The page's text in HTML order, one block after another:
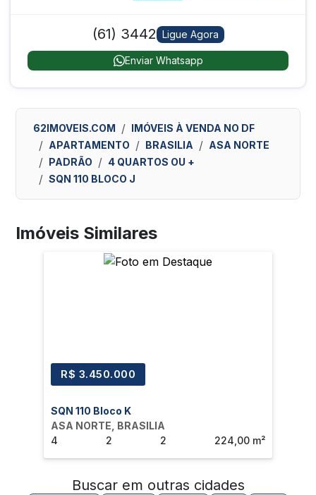
(61) 3442 Ligue Agora
Enviar Whatsapp
62IMOVEIS.COM
IMÓVEIS À VENDA NO DF
APARTAMENTO
BRASILIA
ASA NORTE
PADRÃO
4 QUARTOS OU +
SQN 110 BLOCO J
Imóveis Similares
R$ 3.450.000
SQN 110 Bloco K
ASA NORTE, BRASILIA
4
2 2 224,00 m²
Buscar em outras cidades